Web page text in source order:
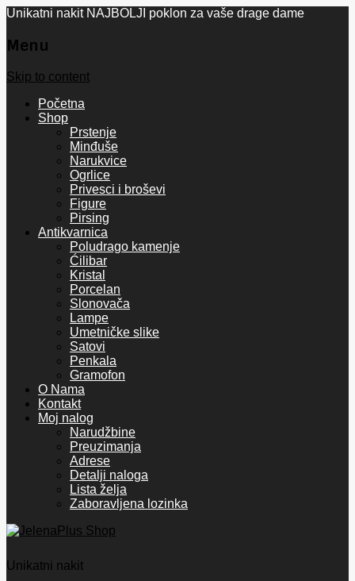
Unikatni nakit NAJBOLJI poklon za vaše drage dame
Menu
Skip to content
Početna
Shop
Prstenje
Minđuše
Narukvice
Ogrlice
Privesci i broševi
Figure
Pirsing
Antikvarnica
Poludrago kamenje
Ćilibar
Kristal
Porcelan
Slonovača
Lampe
Umetničke slike
Satovi
Penkala
Gramofon
O Nama
Kontakt
Moj nalog
Narudžbine
Preuzimanja
Adrese
Detalji naloga
Lista želja
Zaboravljena lozinka
Unikatni nakit